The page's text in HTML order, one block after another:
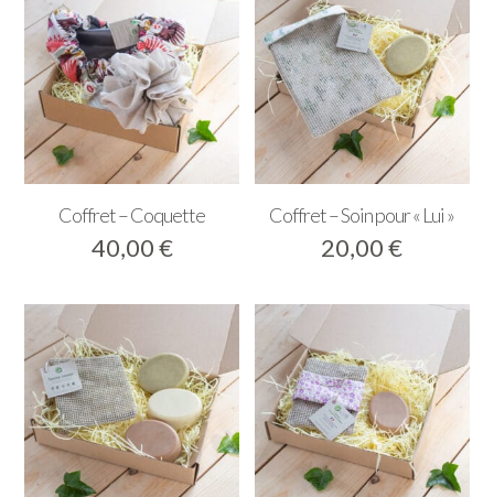
Coffret – Coquette
40,00€
Coffret – Soin pour « Lui »
20,00€